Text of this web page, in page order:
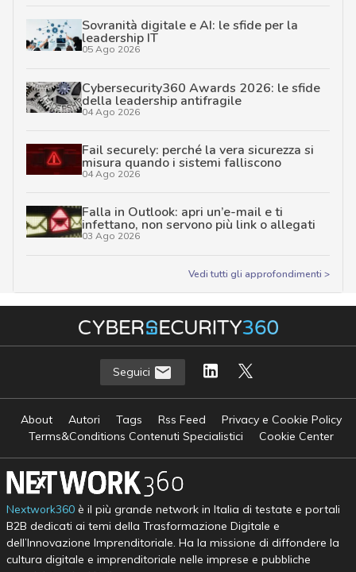
Sovranità digitale e AI: le sfide per la
leadership IT
05 Ago 2026
Cybersecurity360 Awards 2026: le sfide
della leadership antifragile
04 Ago 2026
Fail securely: perché la vera sicurezza si
misura quando i sistemi falliscono
04 Ago 2026
Falla in Outlook: apri un’e-mail e ti
infettano, non servono più link o allegati
03 Ago 2026
Vedi tutti gli approfondimenti >
Seguici
About Autori Tags Rss Feed
Privacy e Cookie Policy
Terms&Conditions Contenuti Specialistici
Cookie Center
Nextwork360è il più grande network in Italia di testate e portali
B2B dedicati ai temi della Trasformazione Digitale e
dell’Innovazione Imprenditoriale. Ha la missione di diffondere la
cultura digitale e imprenditoriale nelle imprese e pubbliche